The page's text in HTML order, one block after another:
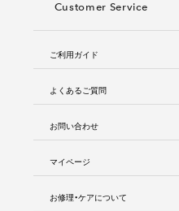
Customer Service
ご利用ガイド
よくあるご質問
お問い合わせ
マイページ
お修理・ケアについて